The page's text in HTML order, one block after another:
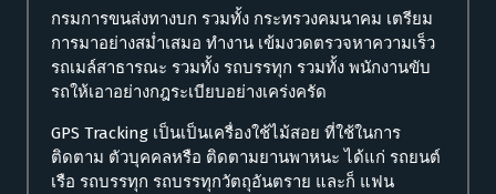
กรมการขนส่งทางบก รวมทั้ง กระทรวงคมนาคม เตรียม
การมาอย่างสม่ำเสมอ ทำงาน เข้มงวดตรวจหาความเร็ว
รถเมล์สาธารณะ รวมทั้ง รถบรรทุก รวมทั้ง พนักงานขับ
รถให้เอาอย่างกฎระเบียบอย่างเคร่งครัด
GPS Tracking เป็นเป็นเครื่องใช้ไม้สอย ที่ใช้ในการ
ติดตาม ตัวบุคคลหรือ ติดตามยานพาหนะ ได้แก่ รถยนต์
เรือ รถบรรทุก รถบรรทุกวัตถุอันตราย และก็ แฟน